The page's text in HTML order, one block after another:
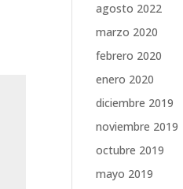
agosto 2022
marzo 2020
febrero 2020
enero 2020
diciembre 2019
noviembre 2019
octubre 2019
mayo 2019